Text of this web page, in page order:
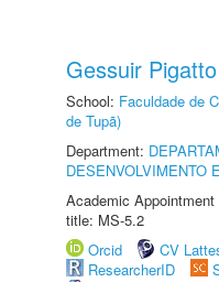
Gessuir Pigatto
School: Faculdade de
de Tupã)
Department:
DESENVOLVIMENTO
Academic
title: MS-5.2
Orcid
CV
ResearcherID